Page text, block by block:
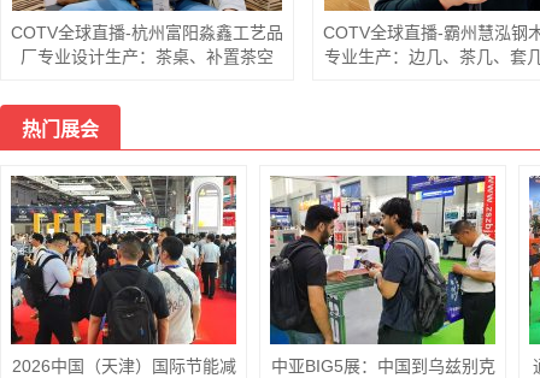
COTV全球直播-东阳市康健富旅游用
品有限公司、义乌市雷尼科智能科技
有限公司专业生产：各种电动家用车
载蓄电充气泵打气筒、吊床、吊椅、
睡袋、帐篷等户外旅游用品，欢迎大
家光临！
COTV全球直播-舒城县汤池
南风岗茶厂专业加工生产
多米青山绿水的大别山余脉
茶林，专业生产“惠芷幽兰”
茶叶、“惠芷兰”牌茶籽油等
产品，陈爱飞欢迎大家
热门展会
2026中国（天津）国际节能减
中亚BIG5展：中国到乌兹别克